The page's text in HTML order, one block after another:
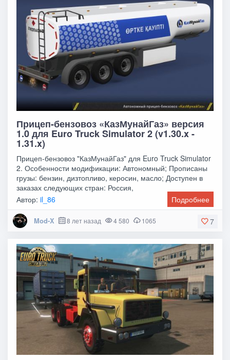
Прицеп-бензовоз «КазМунайГаз» версия
1.0 для Euro Truck Simulator 2 (v1.30.x -
1.31.x)
Прицеп-бензовоз "КазМунайГаз" для Euro Truck Simulator
2. Особенности модификации: Автономный; Прописаны
грузы: бензин, дизтопливо, керосин, масло; Доступен в
заказах следующих стран: Россия,
Автор:il_86 Подробнее
7
Mod-X 8 лет назад 4 580 1065